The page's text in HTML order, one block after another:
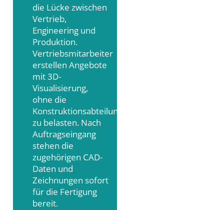
die Lücke zwischen
Vertrieb,
Engineering und
Produktion.
Vertriebsmitarbeiter
erstellen Angebote
mit 3D-
Visualisierung,
ohne die
Konstruktionsabteilung
zu belasten. Nach
Auftragseingang
stehen die
zugehörigen CAD-
Daten und
Zeichnungen sofort
für die Fertigung
bereit.